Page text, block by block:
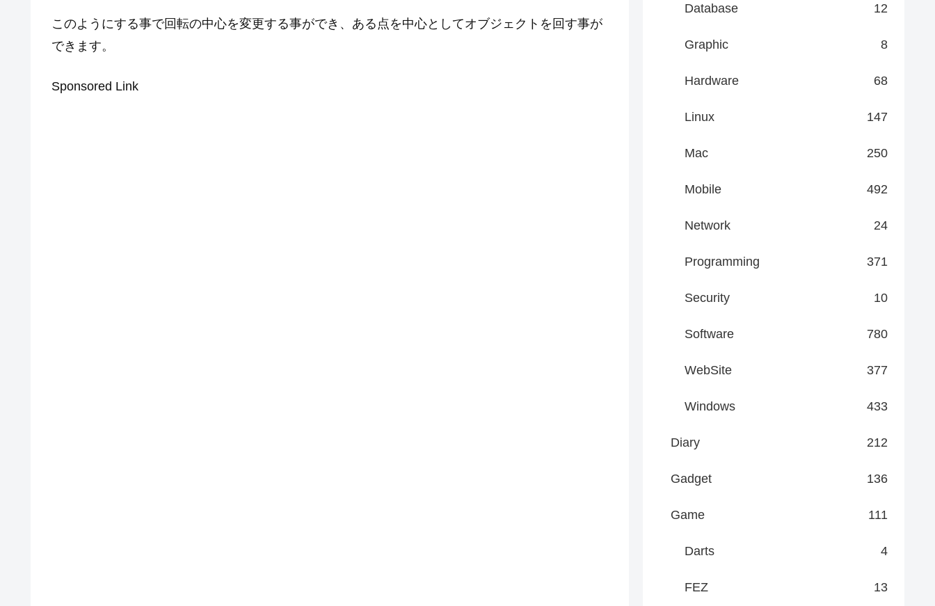
このようにする事で回転の中心を変更する事ができ、ある点を中心としてオブジェクトを回す事が
できます。
Sponsored Link
Database 12
Graphic 8
Hardware 68
Linux 147
Mac 250
Mobile 492
Network 24
Programming 371
Security 10
Software 780
WebSite 377
Windows 433
Diary 212
Gadget 136
Game 111
Darts 4
FEZ 13